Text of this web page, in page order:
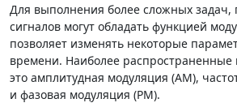
Для выполнения более сложных задач,
сигналов могут обладать функцией
позволяет изменять некоторые
времени. Наиболее
это амплитудная модуляция (AM),
и фазовая модуляция (PM).